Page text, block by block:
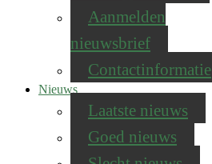
Aanmelden
nieuwsbrief
Contactinformatie
Nieuws
Laatste nieuws
Goed nieuws